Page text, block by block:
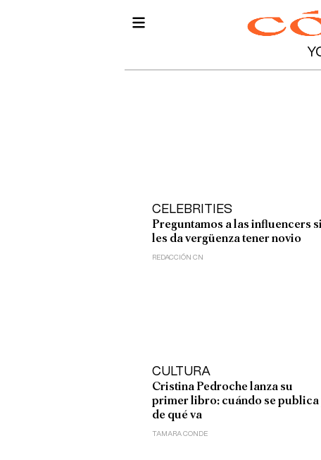
CELEBRITIES
Preguntamos a las influencers si
les da vergüenza tener novio
REDACCIÓN CN
CULTURA
Cristina Pedroche lanza su
primer libro: cuándo se publica
de qué va
TAMARA CONDE